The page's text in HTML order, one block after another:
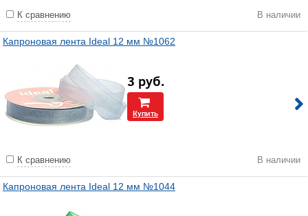
К сравнению В наличии
Капроновая лента Ideal 12 мм №1062
3 руб.
Купить
К сравнению В наличии
Капроновая лента Ideal 12 мм №1044